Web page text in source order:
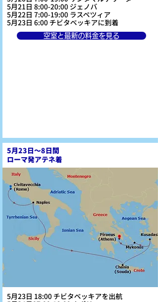
5月21日 8:00-20:00 ジェノバ
5月22日 7:00-19:00 ラスペツィア
5月23日 6:00 チビタベッキアに到着
空室と最新の料金を見る
5月23日～8日間
ローマ発アテネ着
5月23日 18:00 チビタベッキアを出航